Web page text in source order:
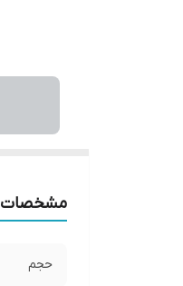
مشخصات
حجم